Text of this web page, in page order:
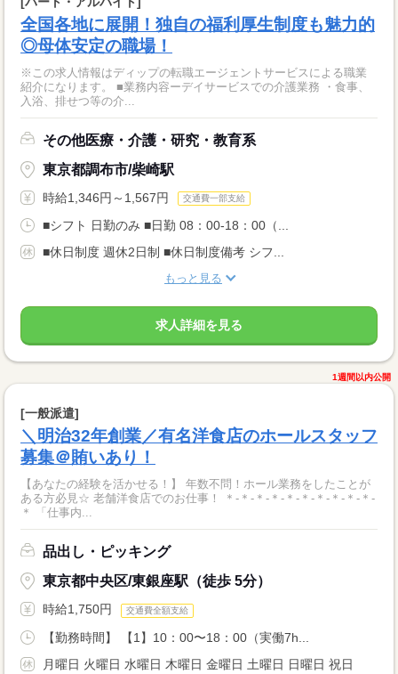
全国各地に展開！独自の福利厚生制度も魅力的
◎母体安定の職場！
※この求人情報はディップの転職エージェントサービスによる職業
紹介になります。 ■業務内容ーデイサービスでの介護業務 ・食事、
入浴、排せつ等の介...
その他医療・介護・研究・教育系
東京都調布市/柴崎駅
時給1,346円～1,567円 交通費一部支給
■シフト 日勤のみ ■日勤 08：00-18：00（...
■休日制度 週休2日制 ■休日制度備考 シフ...
もっと見る
求人詳細を見る
1週間以内公開
[一般派遣]
＼明治32年創業／有名洋食店のホールスタッフ
募集＠賄いあり！
【あなたの経験を活かせる！】 年数不問！ホール業務をしたことが
ある方必見☆ 老舗洋食店でのお仕事！ ＊-＊-＊-＊-＊-＊-＊-＊-＊-＊-
＊ 「仕事内...
品出し・ピッキング
東京都中央区/東銀座駅（徒歩 5分）
時給1,750円 交通費全額支給
【勤務時間】 【1】10：00〜18：00（実働7h...
月曜日 火曜日 水曜日 木曜日 金曜日 土曜日 日曜日 祝日